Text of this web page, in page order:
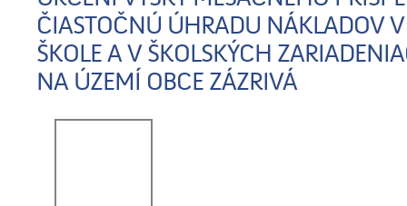
ČIASTOČNÚ ÚHRADU NÁKLADOV V
ŠKOLE A V ŠKOLSKÝCH
NA ÚZEMÍ OBCE ZÁZRIVÁ